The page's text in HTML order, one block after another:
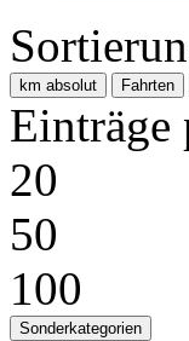
km absolut Fahrten
Einträge
20
50
100
Sonderkategorien